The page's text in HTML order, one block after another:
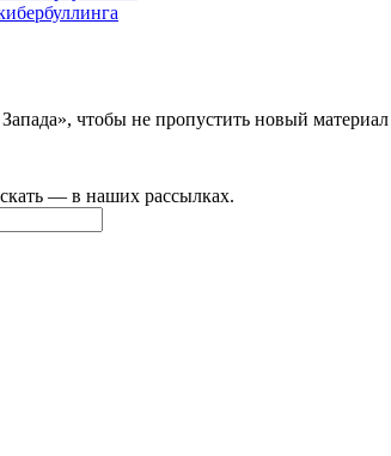
чтобы не пропустить новый
— в наших рассылках.